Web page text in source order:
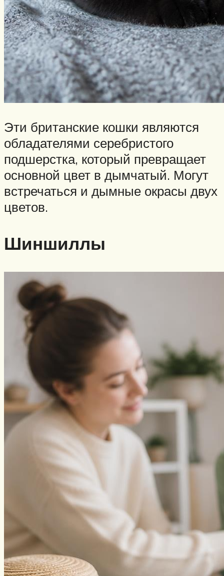
Эти британские кошки являются
обладателями серебристого
подшерстка, который превращает
основной цвет в дымчатый. Могут
встречаться и дымные окрасы двух
цветов.
Шиншиллы